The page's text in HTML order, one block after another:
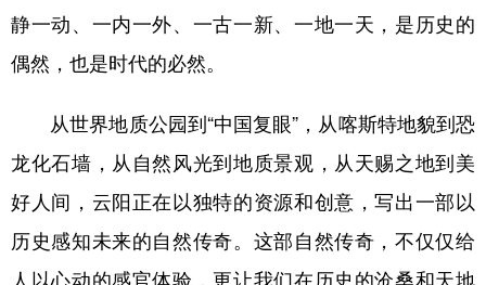
静一动、一内一外、一古一新、一地一天，是历史的
偶然，也是时代的必然。
从世界地质公园到“中国复眼”，从喀斯特地貌到恐
龙化石墙，从自然风光到地质景观，从天赐之地到美
好人间，云阳正在以独特的资源和创意，写出一部以
历史感知未来的自然传奇。这部自然传奇，不仅仅给
人以心动的感官体验，更让我们在历史的沧桑和天地